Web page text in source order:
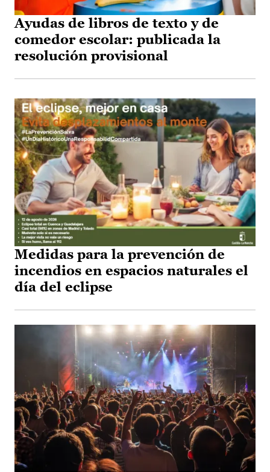
Ayudas de libros de texto y de
comedor escolar: publicada la
resolución provisional
Medidas para la prevención de
incendios en espacios naturales el
día del eclipse